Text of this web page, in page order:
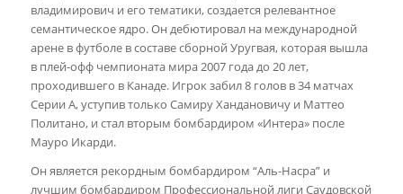
владимирович и его тематики, создается релевантное
семантическое ядро. Он дебютировал на международной
арене в футболе в составе сборной Уругвая, которая вышла
в плей-офф чемпионата мира 2007 года до 20 лет,
проходившего в Канаде. Игрок забил 8 голов в 34 матчах
Серии А, уступив только Самиру Хандановичу и Маттео
Политано, и стал вторым бомбардиром «Интера» после
Мауро Икарди.
Он является рекордным бомбардиром “Аль-Насра” и
лучшим бомбардиром Профессиональной лиги Саудовской